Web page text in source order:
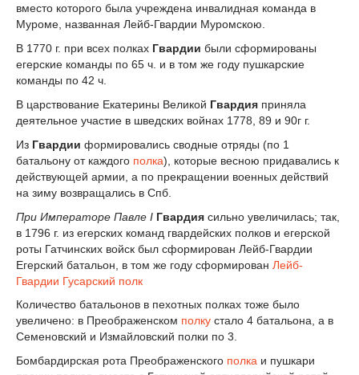
вместо которого была учреждена инвалидная команда в
Муроме, названная Лейб-Гвардии Муромскою.
В 1770 г. при всех полках Гвардии были сформированы
егерские команды по 65 ч. и в том же году пушкарские
команды по 42 ч.
В царствование Екатерины Великой Гвардия приняла
деятельное участие в шведских войнах 1778, 89 и 90г г.
Из Гвардии формировались сводные отряды (по 1
батальону от каждого полка), которые весною придавались к
действующей армии, а по прекращении военных действий
на зиму возвращались в Спб.
При Императоре Павле I Гвардия сильно увеличилась; так,
в 1796 г. из егерских команд гвардейских полков и егерской
роты Гатчинских войск был сформирован Лейб-Гвардии
Егерский батальон, в том же году сформирован Лейб-
Гвардии Гусарский полк
Количество батальонов в пехотных полках тоже было
увеличено: в Преображенском полку стало 4 батальона, а в
Семеновский и Измайловский полки по 3.
Бомбардирская рота Преображенского полка и пушкари